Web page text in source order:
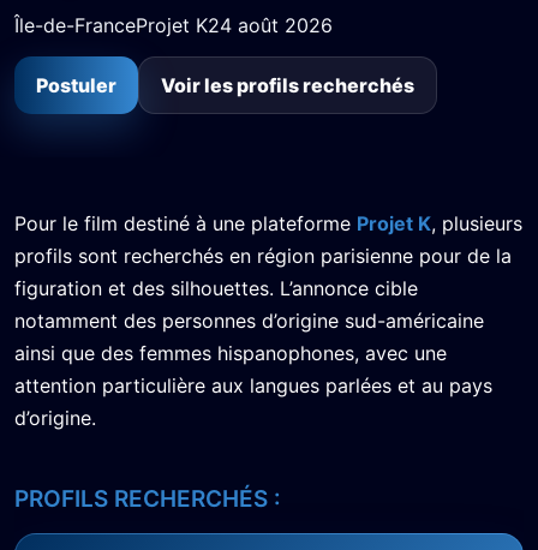
Île-de-FranceProjet K24 août 2026
Postuler Voir les profils recherchés
Pour le film destiné à une plateforme Projet K, plusieurs
profils sont recherchés en région parisienne pour de la
figuration et des silhouettes. L’annonce cible
notamment des personnes d’origine sud-américaine
ainsi que des femmes hispanophones, avec une
attention particulière aux langues parlées et au pays
d’origine.
PROFILS RECHERCHÉS :